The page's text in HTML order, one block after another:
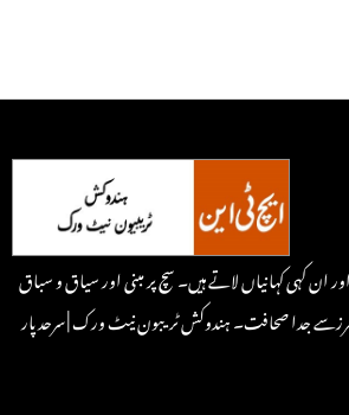
کہی کہانیاں لاتے ہیں۔ سچ پر مبنی اور سیاق و سباق
جدا صحافت۔ ہندوکش ٹریبون نیٹ ورک | سرحد پار